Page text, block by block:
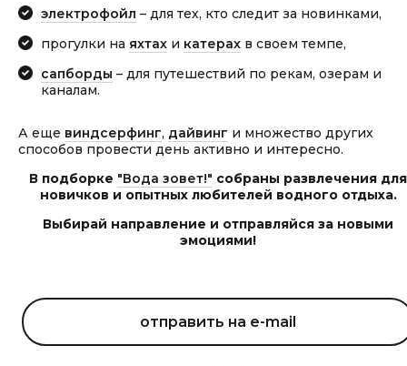
электрофойл – для тех, кто следит за новинками,
прогулки на яхтах и катерах в своем темпе,
сапборды – для путешествий по рекам, озерам и
каналам.
А еще виндсерфинг, дайвинг и множество других
способов провести день активно и интересно.
В подборке "Вода зовет!" собраны развлечения для
новичков и опытных любителей водного отдыха.
Выбирай направление и отправляйся за новыми
эмоциями!